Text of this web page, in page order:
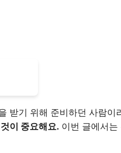
받기 위해 준비하던 사람이
이 중요해요. 이번 글에서는